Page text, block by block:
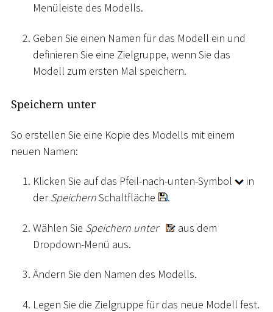
Menüleiste des Modells.
Geben Sie einen Namen für das Modell ein und
definieren Sie eine Zielgruppe, wenn Sie das
Modell zum ersten Mal speichern.
Speichern unter
So erstellen Sie eine Kopie des Modells mit einem
neuen Namen:
Klicken Sie auf das Pfeil-nach-unten-Symbol
in
derSpeichernSchaltfläche .
Wählen Sie Speichern unter
aus dem
Dropdown-Menü aus.
Ändern Sie den Namen des Modells.
Legen Sie die Zielgruppe für das neue Modell fest.